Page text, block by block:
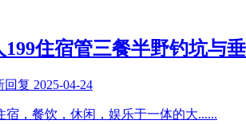
住宿管三餐半野钓坑与
回复 2025-04-24
，餐饮，休闲，娱乐于一体的大......